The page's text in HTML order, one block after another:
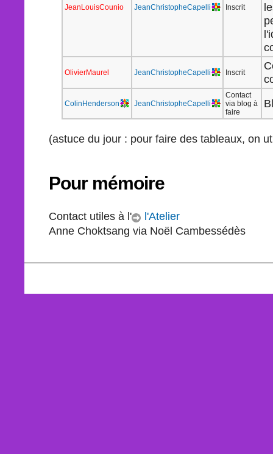
JeanLouisCounio JeanChristopheCapelli Inscrit
OlivierMaurel JeanChristopheCapelli Inscrit
ColinHenderson JeanChristopheCapelli
Contact
via blog à
faire
(astuce du jour : pour faire des tableaux, on
Pour mémoire
Contact utiles à l'
l'Atelier
Anne Choktsang via Noël Cambessédès